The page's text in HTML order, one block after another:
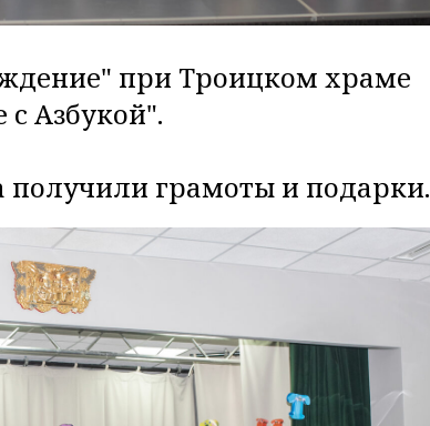
при Троицком храме
Азбукой".
получили грамоты и подарки.